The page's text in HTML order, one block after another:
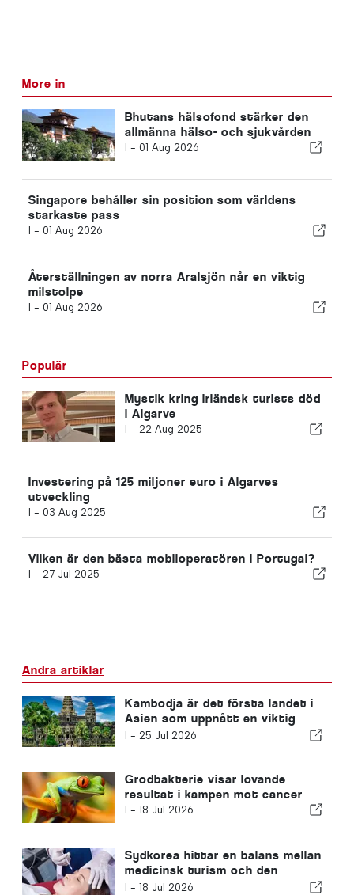
More in
Bhutans hälsofond stärker den
allmänna hälso- och sjukvården
I - 01 Aug 2026
Singapore behåller sin position som världens
starkaste pass
I - 01 Aug 2026
Återställningen av norra Aralsjön når en viktig
milstolpe
I - 01 Aug 2026
Populär
Mystik kring irländsk turists död
i Algarve
I - 22 Aug 2025
Investering på 125 miljoner euro i Algarves
utveckling
I - 03 Aug 2025
Vilken är den bästa mobiloperatören i Portugal?
I - 27 Jul 2025
Andra artiklar
Kambodja är det första landet i
Asien som uppnått en viktig
milstolpe i kampen mot hiv
I - 25 Jul 2026
Grodbakterie visar lovande
resultat i kampen mot cancer
I - 18 Jul 2026
Sydkorea hittar en balans mellan
medicinsk turism och den
offentliga hälso- och sjukvården
I - 18 Jul 2026